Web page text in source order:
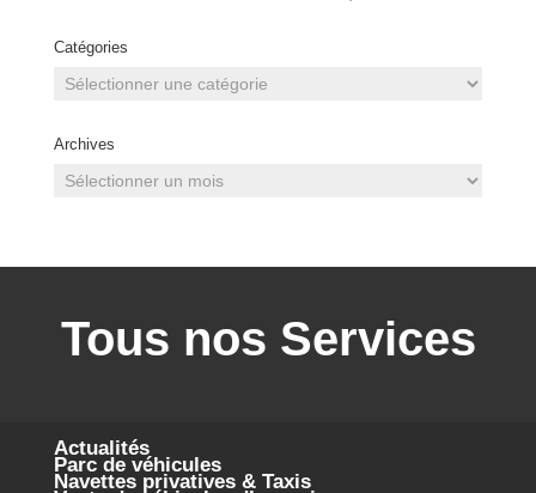
Catégories
Archives
Tous nos Services
Actualités
Parc de véhicules
Navettes privatives & Taxis